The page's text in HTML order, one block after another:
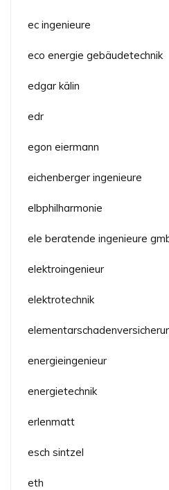
ec ingenieure
eco energie gebäudetechnik
edgar kälin
edr
egon eiermann
eichenberger ingenieure
elbphilharmonie
ele beratende ingenieure
elektroingenieur
elektrotechnik
energieingenieur
energietechnik
erlenmatt
esch sintzel
eth